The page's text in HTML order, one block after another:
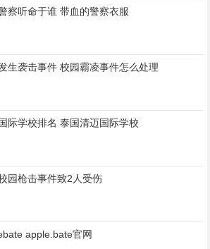
察听命于谁 带血的警察衣服
生袭击事件 校园霸凌事件怎么处理
际学校排名 泰国清迈国际学校
园枪击事件致2人受伤
apple.bate官网